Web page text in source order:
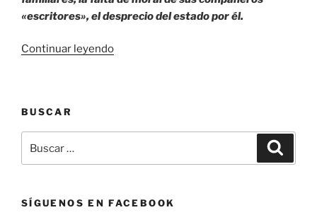
«escritores», el desprecio del estado por él.
Continuar leyendo«Dostoievski.
vida.»
BUSCAR
por:
SÍGUENOS EN FACEBOOK